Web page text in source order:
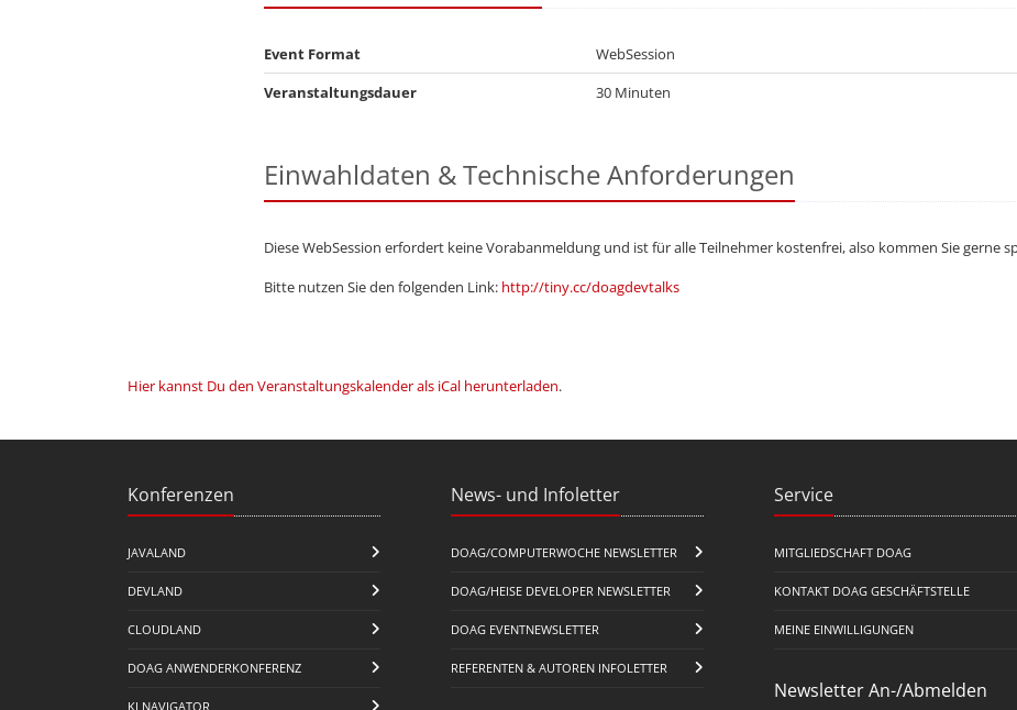
Event Format
WebSession
Veranstaltungsdauer
30 Minuten
Einwahldaten & Technische Anforderungen
Diese WebSession erfordert keine Vorabanmeldung und ist für alle Teilnehmer kostenfrei, also kommen Sie gerne
Bitte nutzen Sie den folgenden Link: http://tiny.cc/doagdevtalks
Hier kannst Du den Veranstaltungskalender als iCal herunterladen.
Konferenzen
JAVALAND
DEVLAND
CLOUDLAND
DOAG ANWENDERKONFERENZ
KI NAVIGATOR
News- und Infoletter
DOAG/COMPUTERWOCHE NEWSLETTER
DOAG/HEISE DEVELOPER NEWSLETTER
DOAG EVENTNEWSLETTER
REFERENTEN & AUTOREN INFOLETTER
Service
MITGLIEDSCHAFT DOAG
KONTAKT DOAG GESCHÄFTSTELLE
MEINE EINWILLIGUNGEN
Newsletter An-/Abmelden